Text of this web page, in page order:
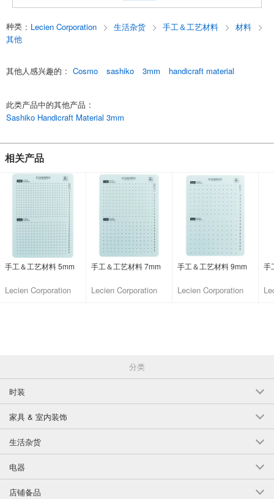
种类 : Lecien Corporation 生活杂货 手工＆工艺材料
材料
其他
其他人感兴趣的 : Cosmo sashiko 3mm handicraft material
此类产品中的其他产品 :
Sashiko Handicraft Material 3mm
相关产品
手工＆工艺材料 5mm
Lecien Corporation
手工＆工艺材料 7mm
Lecien Corporation
手工＆工艺材料 9mm
Lecien Corporation
手
分类
时装
家具 & 室内装饰
生活杂货
电器
店铺备品